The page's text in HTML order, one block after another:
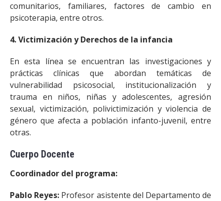
comunitarios, familiares, factores de cambio en
psicoterapia, entre otros.
4. Victimización y Derechos de la infancia
En esta línea se encuentran las investigaciones y
prácticas clínicas que abordan temáticas de
vulnerabilidad psicosocial, institucionalización y
trauma en niños, niñas y adolescentes, agresión
sexual, victimización, polivictimización y violencia de
género que afecta a población infanto-juvenil, entre
otras.
Cuerpo Docente
Coordinador del programa:
Pablo Reyes: Profesor asistente del Departamento de